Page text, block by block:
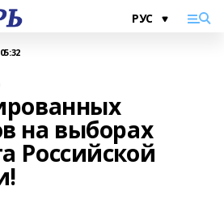
на выборах
Российской